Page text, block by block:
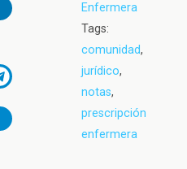
Enfermera
Tags:
comunidad,
jurídico,
notas,
prescripción
enfermera